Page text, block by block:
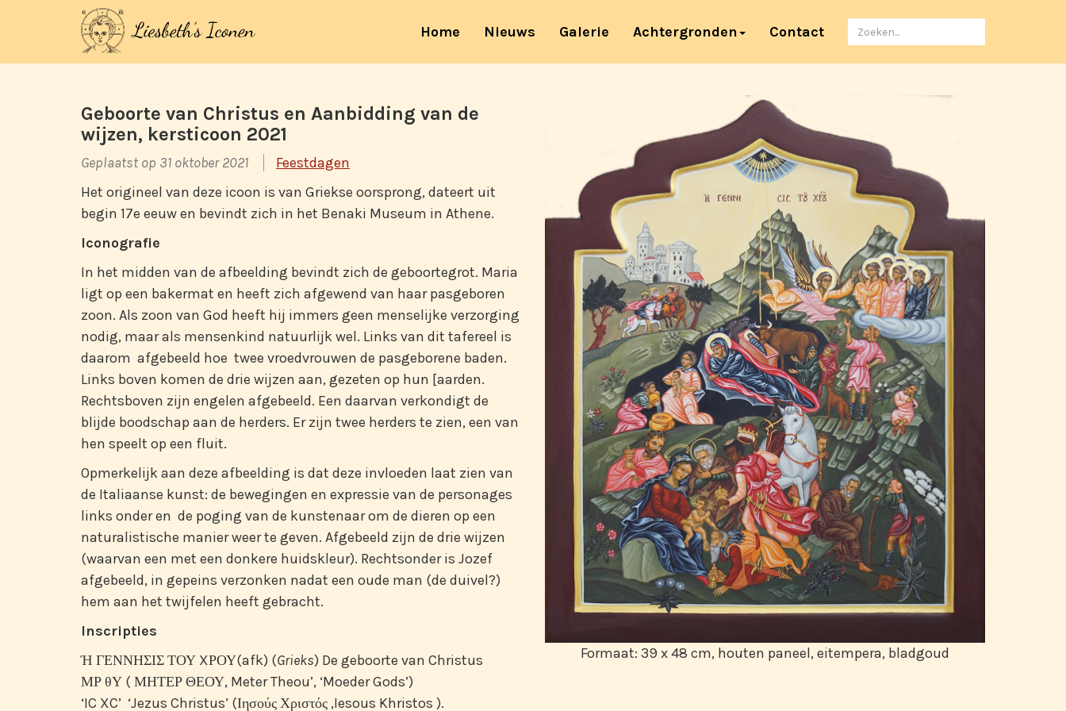
Home (current)
Nieuws Galerie Achtergronden Contact
Zoeken
naar
Geboorte van Christus en Aanbidding van de
wijzen, kersticoon 2021
Geplaatst op 31 oktober 2021
Feestdagen
Het origineel van deze icoon is van Griekse oorsprong, dateert uit
begin 17e eeuw en bevindt zich in het Benaki Museum in Athene.
Iconografie
In het midden van de afbeelding bevindt zich de geboortegrot. Maria
ligt op een bakermat en heeft zich afgewend van haar pasgeboren
zoon. Als zoon van God heeft hij immers geen menselijke verzorging
nodig, maar als mensenkind natuurlijk wel. Links van dit tafereel is
daarom afgebeeld hoe twee vroedvrouwen de pasgeborene baden.
Links boven komen de drie wijzen aan, gezeten op hun [aarden.
Rechtsboven zijn engelen afgebeeld. Een daarvan verkondigt de
blijde boodschap aan de herders. Er zijn twee herders te zien, een van
hen speelt op een fluit.
Opmerkelijk aan deze afbeelding is dat deze invloeden laat zien van
de Italiaanse kunst: de bewegingen en expressie van de personages
links onder en de poging van de kunstenaar om de dieren op een
naturalistische manier weer te geven. Afgebeeld zijn de drie wijzen
(waarvan een met een donkere huidskleur). Rechtsonder is Jozef
afgebeeld, in gepeins verzonken nadat een oude man (de duivel?)
hem aan het twijfelen heeft gebracht.
Inscripties
Ή ΓΕΝΝΗΣΙΣ ΤΟΥ XΡΟΥ(afk) (Grieks) De geboorte van Christus
ΜΡ θΥ ( ΜΗΤΕΡ ΘΕΟΥ, Meter Theou’, ‘Moeder Gods’)
‘IC XC’ ‘Jezus Christus’ (Ιησούς Χριστός ,Iesous Khristos ).
Formaat: 39 x 48 cm, houten paneel, eitempera, bladgoud